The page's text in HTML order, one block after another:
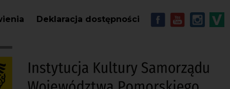
Deklaracja dostępności MENU -